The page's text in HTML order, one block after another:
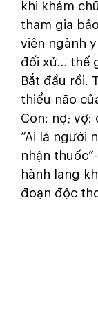
khi khám
tham gia
viên ngành
đối xử… thế
Bắt đầu rồi.
thiểu não
Con: nợ; vợ:
“Ai là người
nhận
hành lang
đoạn độc